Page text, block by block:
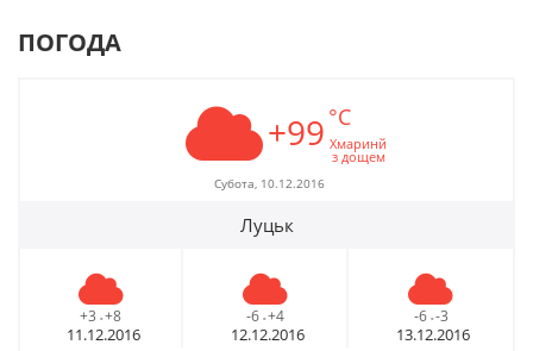
ПОГОДА
+99 °C
Хмаринй
з дощем
Субота, 10.12.2016
Луцьк
+3 - +8
11.12.2016
-6 - +4
12.12.2016
-6 - -3
13.12.2016